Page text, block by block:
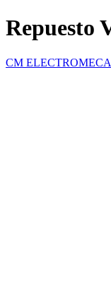
Repuesto
CM